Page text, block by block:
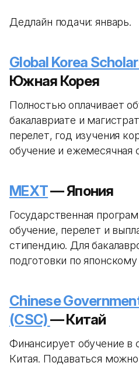
Дедлайн подачи: январь.
Global Korea
Южная Корея
Полностью оплачивает
бакалавриате и
перелет, год изучения
обучение и ежемесячная
MEXT— Япония
Государственная
обучение, перелет и
стипендию. Для
подготовки по японскому
Chinese
(CSC)— Китай
Финансирует обучение в
Китая. Подаваться